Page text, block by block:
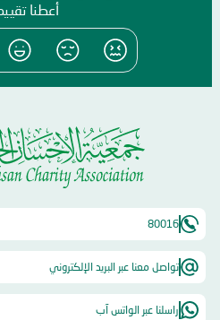
أعطنا
80016
تواصل معنا عبر البريد الإلكتروني
راسلنا عبر الواتس آب